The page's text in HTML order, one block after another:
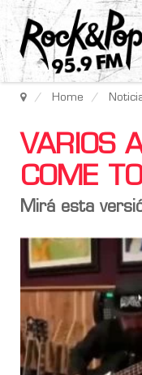
Home
VARIOS
COME
Mirá esta